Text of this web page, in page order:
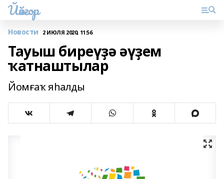
Йәйғор
Новости 2 ИЮЛЯ 2020, 11:56
Тауыш биреүҙә әүҙем
ҡатнаштылар
Йомғаҡ яһалды